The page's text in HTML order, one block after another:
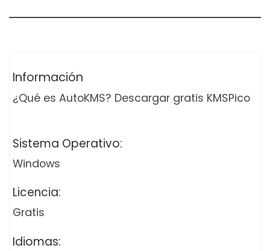
Información
¿Qué es AutoKMS? Descargar gratis KMSPico
Sistema Operativo:
Windows
Licencia:
Gratis
Idiomas: